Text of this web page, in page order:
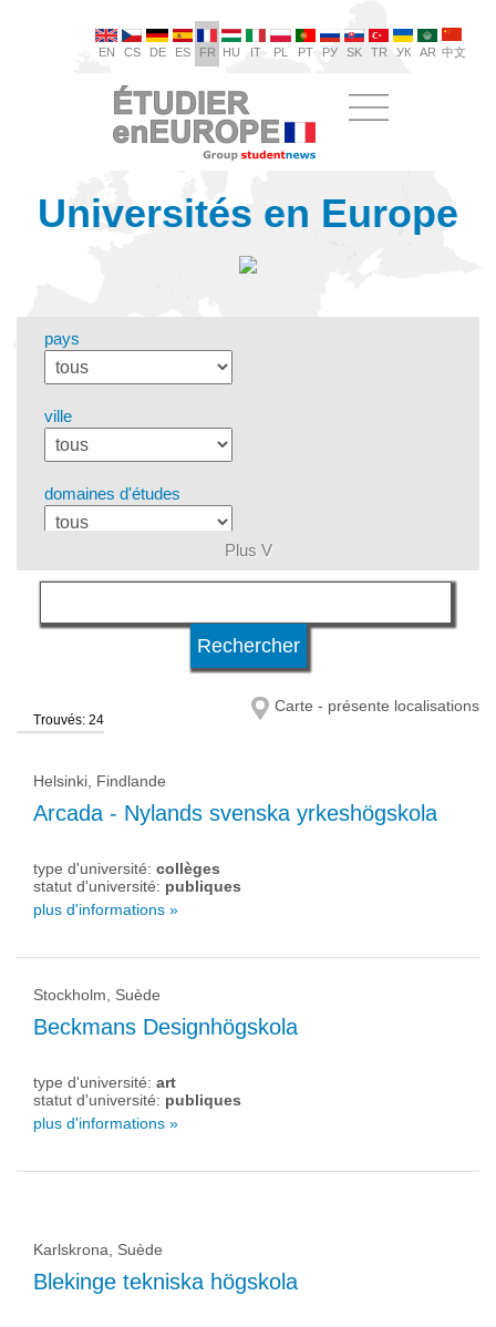
EN CS DE ES FR HU IT PL PT РУ SK TR УК AR 中文
Universités en Europe
pays
ville
domaines d'études
langue
statut d'université
Plus V
Trouvés: 24
Carte - présente localisations
Helsinki, Findlande
Arcada - Nylands svenska yrkeshögskola
type d'université: collèges
statut d'université: publiques
plus d'informations »
Stockholm, Suède
Beckmans Designhögskola
type d'université: art
statut d'université: publiques
plus d'informations »
Karlskrona, Suède
Blekinge tekniska högskola